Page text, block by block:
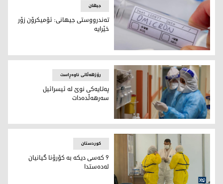
پشكنینی ئۆمیكرۆن
جیهان
ته‌ندرووستی جیهانی: ئۆمیكرۆن زۆر
خێرایه‌
تیمێكی پزیشكی له‌ تاقیگه‌دا
رۆژهەڵاتی ناوەڕاست
په‌تایه‌كی نوێ له‌ ئیسرائیل
سه‌رهه‌ڵده‌دات
کوردستان
9 كه‌سی دیكه‌ به‌ كۆرۆنا گیانیان
له‌ده‌ستدا